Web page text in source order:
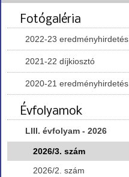
Fotógaléria
2022-23 eredményhirdetés
2021-22 díjkiosztó
2020-21 eredményhirdetés
Évfolyamok
LIII. évfolyam - 2026
2026/3. szám
2026/2. szám